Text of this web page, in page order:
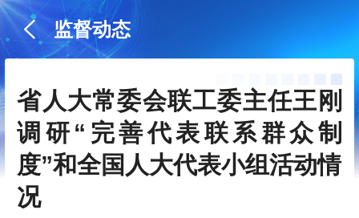
监督动态
省人大常委会联工委主任王刚
调研“完善代表联系群众制
度”和全国人大代表小组活动情
况